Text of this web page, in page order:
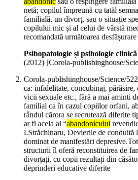
netă; copilul împreună cu tatăl
familială, un divorț, sau o situație
copilului mic și al celui de vârstă
recomandată următoarea desfășurare
Psihopatologie și psihologie clinică
(2012) [Corola-publishinghouse/
Corola-publishinghouse/Science/
ca: infidelitate, concubinaj, părăsire,
vicii sexuale etc., fără a mai aminti
familial ca în cazul copiilor orfani,
rândul cărora se recrutează diferite
ar fi acela al “abandonicului
I.Străchinaru, Devierile de conduită
dominat de manifestări
structurii îl oferă reconstituirea de
divorțați, cu copii rezultați din
deprinderi educative diferite